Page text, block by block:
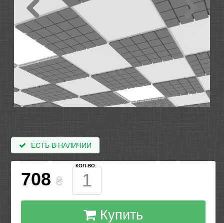
ЕСТЬ В НАЛИЧИИ
708 ₴
КОЛ-ВО:
Купить